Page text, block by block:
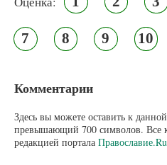
7 8 9 10
Комментарии
Здесь вы можете оставить к
превышающий 700 символов. Все
редакцией портала Православие.Ru